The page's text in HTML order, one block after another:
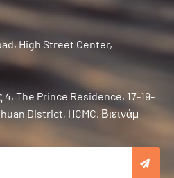
High Street Center,
The Prince Residence, 17-19-
District, HCMC, Βιετνάμ